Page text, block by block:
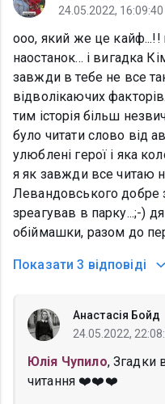
24.05.2022, 16:09:40
ооо, який же це
наостанок... і вигадка
завжди в тебе не все
відволікаючих
тим історія більш
було читати слово від
улюблені герої і яка
я як завжди все читаю
Левандовського добре
зреагував в парку...;-)
обіймашки, разом до
Показати 3 відповіді
Анастасія Бойд
24.05.2022,
Юлія Чупило, Згадки
читання ❤️❤️❤️